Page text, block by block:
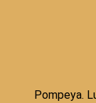
Pompeya.